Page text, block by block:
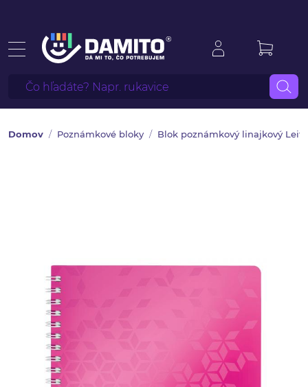
Domov Poznámkové bloky Blok poznámkový linajkový